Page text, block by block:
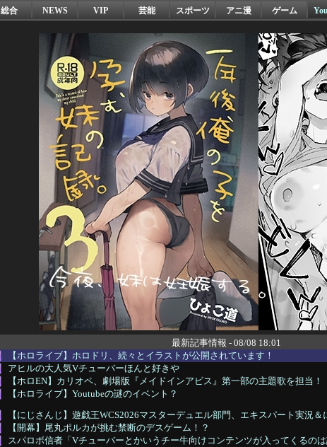
総合 NEWS VIP 芸能 スポーツ アニ漫 ゲーム
最新記事情報 - 08/08 18:01
【ホロライブ】ホロドリ、続々とイラストが公開されています！
アヒルの大人気Vチューバーほんと好きや
【ホロEN】カリオペ、劇場版『メイドインアビス』第一部の主題歌を担当！
【ホロライブ】Youtubeの謎のイベント？
【にじさんじ】遊戯王WCS2026マスターデュエル部門、エキスパート実況＆
【開幕】尾丸ポルカが挑む禁断のデスゲーム！？
スパロボ信者「Vチューバーとかいうチー牛向けコンテンツが入ってくるの